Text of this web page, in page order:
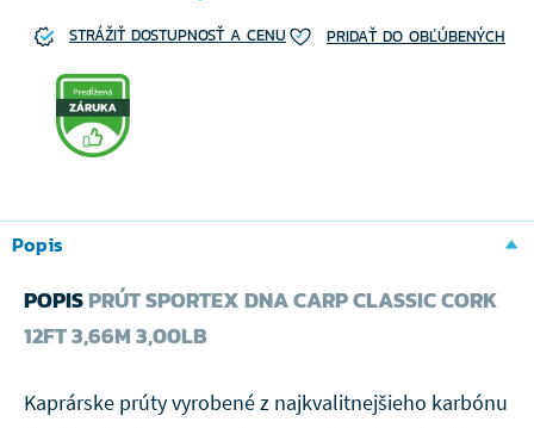
STRÁŽIŤ DOSTUPNOSŤ A CENU PRIDAŤ DO OBĽÚBENÝCH
Popis
POPISPRÚT SPORTEX DNA CARP CLASSIC CORK
12FT 3,66M 3,00LB
Kaprárske prúty vyrobené z najkvalitnejšieho karbónu